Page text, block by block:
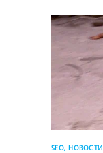
SEO, НОВОСТИ